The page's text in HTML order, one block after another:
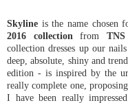
Skyline is the name chosen
2016 collection from
collection dresses up our
deep, absolute, shiny and
edition - is inspired by the
really complete one,
I have been really